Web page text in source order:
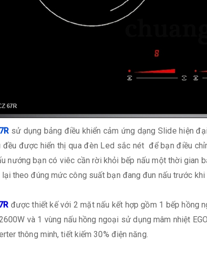
sử dụng bảng điều khiển cảm ứng dạng Slide hiện
đều được hiển thị qua đèn Led sắc nét để bạn điều
nướng bạn có viêc cần rời khỏi bếp nấu một thời
theo đúng mức công suất bạn đang đun nấu trước khi
được thiết kế với 2 mặt nấu kết hợp gồm 1 bếp hồng
và 1 vùng nấu hồng ngoại sử dụng mâm nhiệt
thông minh, tiết kiếm 30% điện năng.